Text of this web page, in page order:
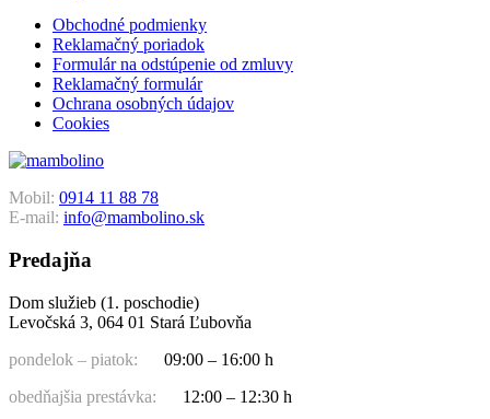
Obchodné podmienky
Reklamačný poriadok
Formulár na odstúpenie od zmluvy
Reklamačný formulár
Ochrana osobných údajov
Cookies
Mobil: 0914 11 88 78
E-mail: info@mambolino.sk
Predajňa
Dom služieb (1. poschodie)
Levočská 3, 064 01 Stará Ľubovňa
pondelok – piatok:
09:00 – 16:00 h
obedňajšia prestávka:
12:00 – 12:30 h